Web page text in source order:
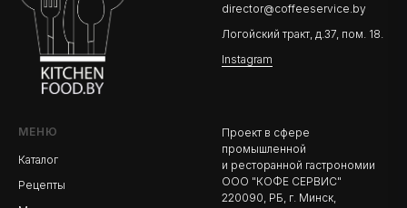
director@coffeeservice.by
Логойский тракт, д.37, пом. 18.
Instagram
МЕНЮ
Каталог
Рецепты
Проект в сфере
промышленной
и ресторанной гастрономии
ООО "КОФЕ СЕРВИС"
220090, РБ, г. Минск,